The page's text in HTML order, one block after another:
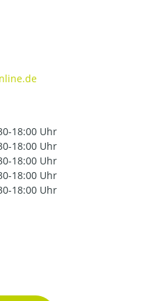
18:00 Uhr
18:00 Uhr
18:00 Uhr
18:00 Uhr
18:00 Uhr